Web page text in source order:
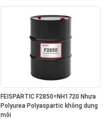
FEISPARTIC F2850=NH1720 Nhựa
Polyurea Polyaspartic không dung
môi